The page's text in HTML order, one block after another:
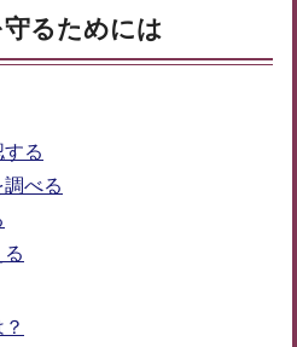
るためには
る
べる